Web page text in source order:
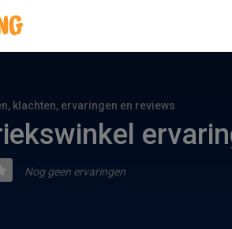
klachten, ervaringen en reviews
Nog geen ervaringen